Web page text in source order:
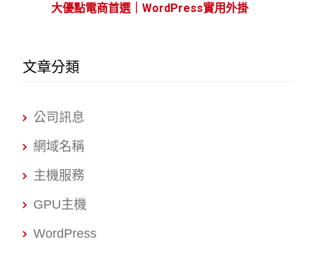
大優點電商首選｜WordPress實用外掛
文章分類
公司訊息
網域名稱
主機服務
GPU主機
WordPress